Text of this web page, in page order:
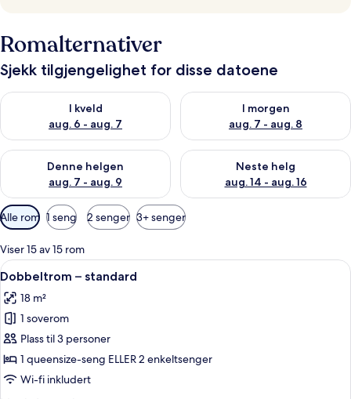
Romalternativer
Sjekk tilgjengelighet for disse datoene
I kveld
aug. 6 - aug. 7
Sjekk tilgjengelighet for i kveld, aug. 6 - aug. 7
I morgen
aug. 7 - aug. 8
Sjekk tilgjengelighet for i
Denne helgen
aug. 7 - aug. 9
Sjekk tilgjengelighet for denne helgen, aug. 7 - aug. 9
Neste helg
aug. 14 - aug. 16
Sjekk tilgjengelighet for neste
Tilgjengelige
filtre
for
rom
Alle rom 1 seng 2 senger 3+ senger
Viser 15 av 15 rom
Åpne
alle
bildene
av
Dobbeltrom
–
standard
Dobbeltrom – standard | Sengetøy
14
Dobbeltrom – standard
18 m²
1 soverom
Plass til 3 personer
1 queensize-seng ELLER 2 enkeltsenger
Wi-fi inkludert